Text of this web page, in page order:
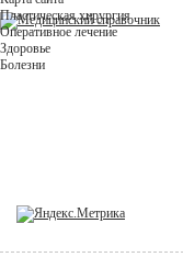
Пластическая хирургия
Оперативное лечение
Здоровье
Болезни